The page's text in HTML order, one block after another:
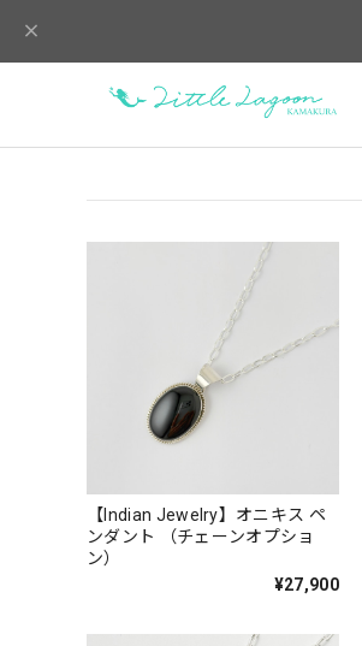
【Indian Jewelry】オニキス ペ
ンダント （チェーンオプショ
ン）
¥27,900